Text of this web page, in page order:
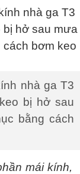
nhà ga T3
bị hở sau
bằng cách
mái kính,